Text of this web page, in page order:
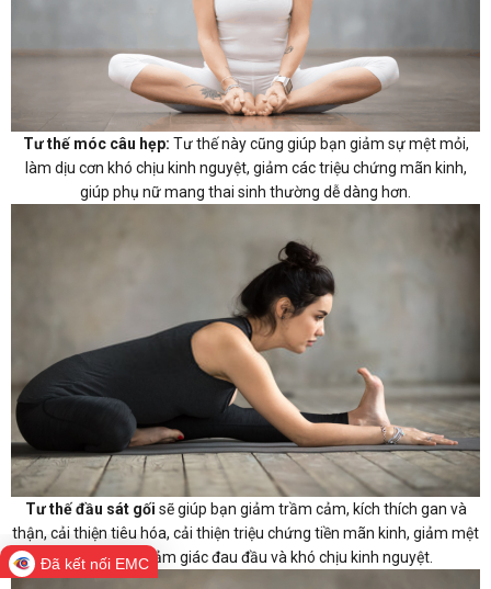
Tư thế móc câu hẹp: Tư thế này cũng giúp bạn giảm sự mệt mỏi,
làm dịu cơn khó chịu kinh nguyệt, giảm các triệu chứng mãn kinh,
giúp phụ nữ mang thai sinh thường dễ dàng hơn.
Tư thế đầu sát gối sẽ giúp bạn giảm trầm cảm, kích thích gan và
thận, cải thiện tiêu hóa, cải thiện triệu chứng tiền mãn kinh, giảm mệt
mỏi, làm dịu cảm giác đau đầu và khó chịu kinh nguyệt.
Đã kết nối EMC